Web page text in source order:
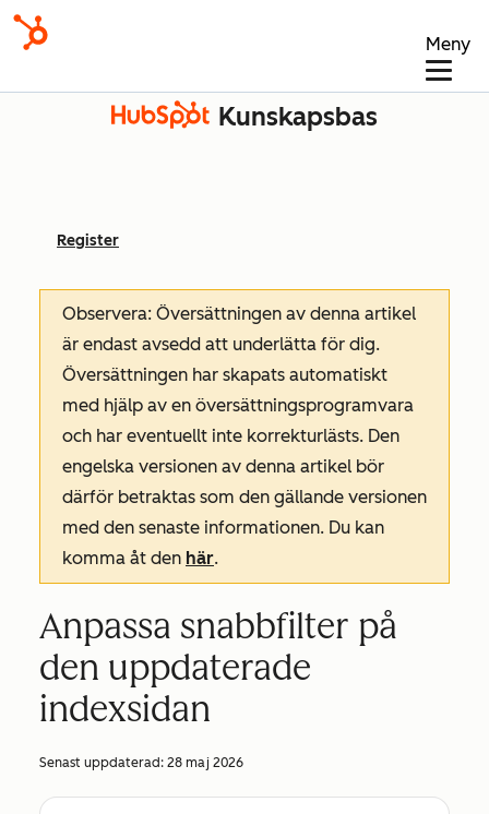
Meny
Kunskapsbas
Register
Observera: Översättningen av denna artikel
är endast avsedd att underlätta för dig.
Översättningen har skapats automatiskt
med hjälp av en översättningsprogramvara
och har eventuellt inte korrekturlästs. Den
engelska versionen av denna artikel bör
därför betraktas som den gällande versionen
med den senaste informationen. Du kan
komma åt den här.
Anpassa snabbfilter på
den uppdaterade
indexsidan
Senast uppdaterad: 28 maj 2026